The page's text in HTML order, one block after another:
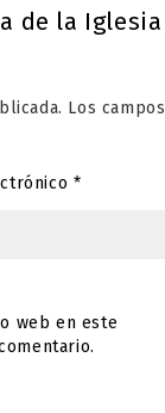
de la Iglesia
Los campos
*
web en este